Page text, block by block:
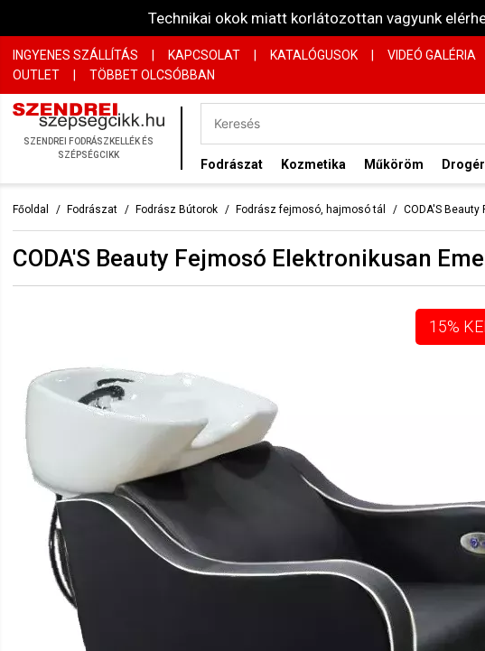
Technikai okok miatt korlátozottan vagyunk
INGYENES SZÁLLÍTÁS KAPCSOLAT KATALÓGUSOK VIDEÓ GALÉRIA
OUTLET
| TÖBBET OLCSÓBBAN
SZENDREI FODRÁSZKELLÉK ÉS
SZÉPSÉGCIKK
Fodrászat Kozmetika Műköröm
Főoldal Fodrászat Fodrász Bútorok Fodrász fejmosó, hajmosó tál CODA'S Beauty
CODA'S Beauty Fejmosó Elektronikusan
15%